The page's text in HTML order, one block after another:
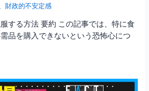
財政的不安定感
する方法 要約 この記事では、特に食
品を購入できないという恐怖心につ